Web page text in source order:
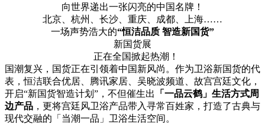
向世界递出一张闪亮的中国名牌！
北京、杭州、长沙、重庆、成都、上海……
一场声势浩大的“恒洁品质 智造新国货”
新国货展
正在全国掀起热潮！
国潮复兴，国货正在引领着中国新风尚。作为卫浴新国货的代
表，恒洁联合优居、腾讯家居、吴晓波频道、故宫宫廷文化，
开启“新国货智造计划”，不但催生出
「 一品云鹤」生活方式周
边产品 ，更将宫廷风卫浴产品带入寻常百姓家，打造了古典与
现代交融的「当潮一品」卫浴生活空间。